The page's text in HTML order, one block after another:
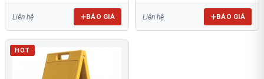
Liên hệ BÁO GIÁ Liên hệ BÁO GIÁ
HOT